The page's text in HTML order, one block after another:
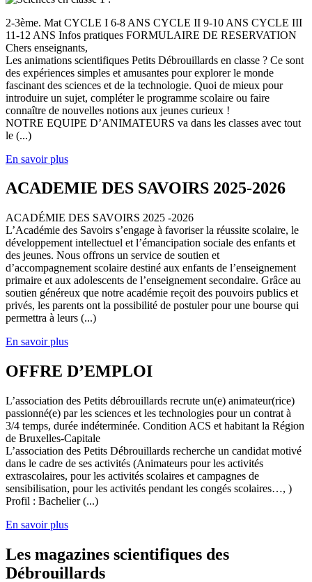
2-3ème. Mat CYCLE I 6-8 ANS CYCLE II 9-10 ANS CYCLE III
11-12 ANS Infos pratiques FORMULAIRE DE RESERVATION
Chers enseignants,
Les animations scientifiques Petits Débrouillards en classe ? Ce sont
des expériences simples et amusantes pour explorer le monde
fascinant des sciences et de la technologie. Quoi de mieux pour
introduire un sujet, compléter le programme scolaire ou faire
connaître de nouvelles notions aux jeunes curieux !
NOTRE EQUIPE D’ANIMATEURS va dans les classes avec tout
le (...)
En savoir plus
ACADEMIE DES SAVOIRS 2025-2026
ACADÉMIE DES SAVOIRS 2025 -2026
L’Académie des Savoirs s’engage à favoriser la réussite scolaire, le
développement intellectuel et l’émancipation sociale des enfants et
des jeunes. Nous offrons un service de soutien et
d’accompagnement scolaire destiné aux enfants de l’enseignement
primaire et aux adolescents de l’enseignement secondaire. Grâce au
soutien généreux que notre académie reçoit des pouvoirs publics et
privés, les parents ont la possibilité de postuler pour une bourse qui
permettra à leurs (...)
En savoir plus
OFFRE D’EMPLOI
L’association des Petits débrouillards recrute un(e) animateur(rice)
passionné(e) par les sciences et les technologies pour un contrat à
3/4 temps, durée indéterminée. Condition ACS et habitant la Région
de Bruxelles-Capitale
L’association des Petits Débrouillards recherche un candidat motivé
dans le cadre de ses activités (Animateurs pour les activités
extrascolaires, pour les activités scolaires et campagnes de
sensibilisation, pour les activités pendant les congés scolaires…, )
Profil : Bachelier (...)
En savoir plus
Les magazines scientifiques des
Débrouillards